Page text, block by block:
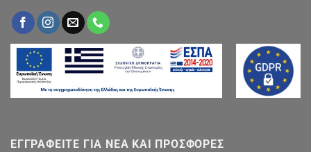
ΕΓΓΡΑΦΕΙΤΕ ΓΙΑ ΝΕΑ ΚΑΙ ΠΡΟΣΦΟΡΕΣ